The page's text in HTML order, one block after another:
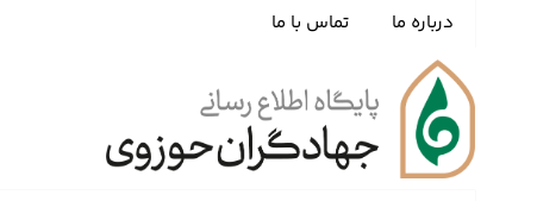
درباره ما تماس با ما